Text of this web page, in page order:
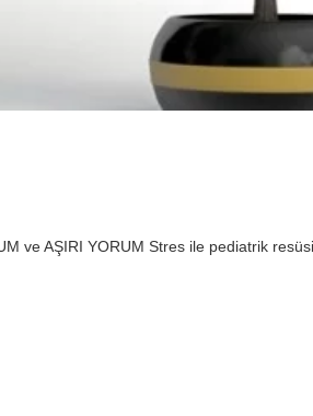
ve AŞIRI YORUM Stres ile pediatrik